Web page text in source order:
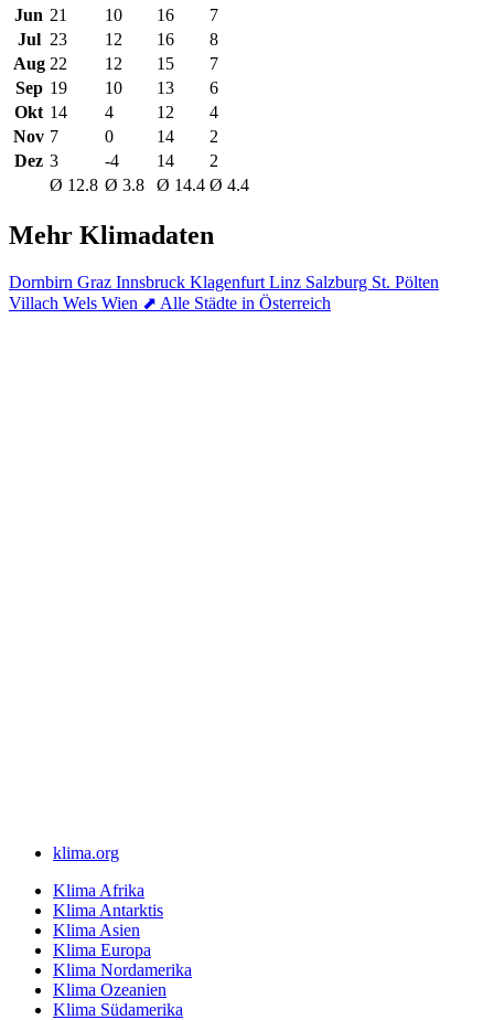
Jun 21 10 16
7
Jul 23 12 16
8
Aug 22 12 15
7
Sep 19 10 13
6
Okt 14 4 12
4
Nov 7 0 14
2
Dez 3 -4 14
2
Ø 12.8 Ø 3.8 Ø 14.4 Ø 4.4
Mehr Klimadaten
Dornbirn Graz Innsbruck Klagenfurt Linz Salzburg St. Pölten
Villach Wels Wien ⬈ Alle Städte in Österreich
klima.org
Klima Afrika
Klima Antarktis
Klima Asien
Klima Europa
Klima Nordamerika
Klima Ozeanien
Klima Südamerika